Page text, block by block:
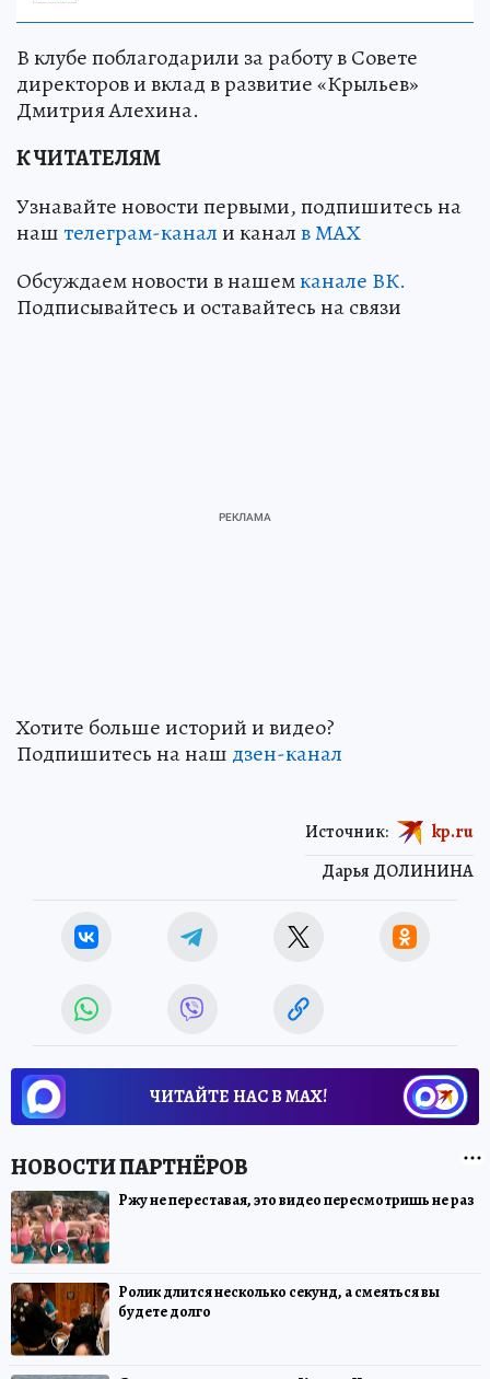
В клубе поблагодарили за работу в Совете
директоров и вклад в развитие «Крыльев»
Дмитрия Алехина.
К ЧИТАТЕЛЯМ
Узнавайте новости первыми, подпишитесь на
наштелеграм-канали каналв МАХ
Обсуждаем новости в нашемканале ВК.
Подписывайтесь и оставайтесь на связи
Хотите больше историй и видео?
Подпишитесь на наш дзен-канал
Дарья ДОЛИНИНА
Источник: kp.ru
ЧИТАЙТЕ НАС В МАХ!
Ржу не переставая, это видео пересмотришь не раз
Ролик длится несколько секунд, а смеяться вы
будете долго